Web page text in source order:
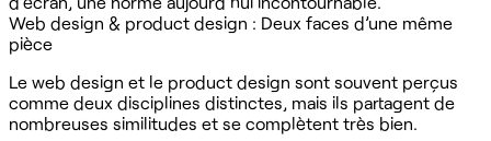
Web design & product design : Deux faces d’une même
pièce
Le web design et le product design sont souvent perçus
comme deux disciplines distinctes, mais ils partagent de
nombreuses similitudes et se complètent très bien.